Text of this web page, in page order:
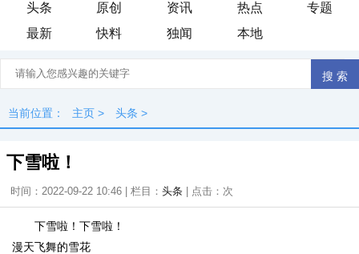
头条 原创 资讯 热点
专题
最新
快料 独闻 本地
当前位置： 主页 > 头条 >
下雪啦！
时间：2022-09-22 10:46 | 栏目： 头条 | 点击： 次
下雪啦！下雪啦！
漫天飞舞的雪花